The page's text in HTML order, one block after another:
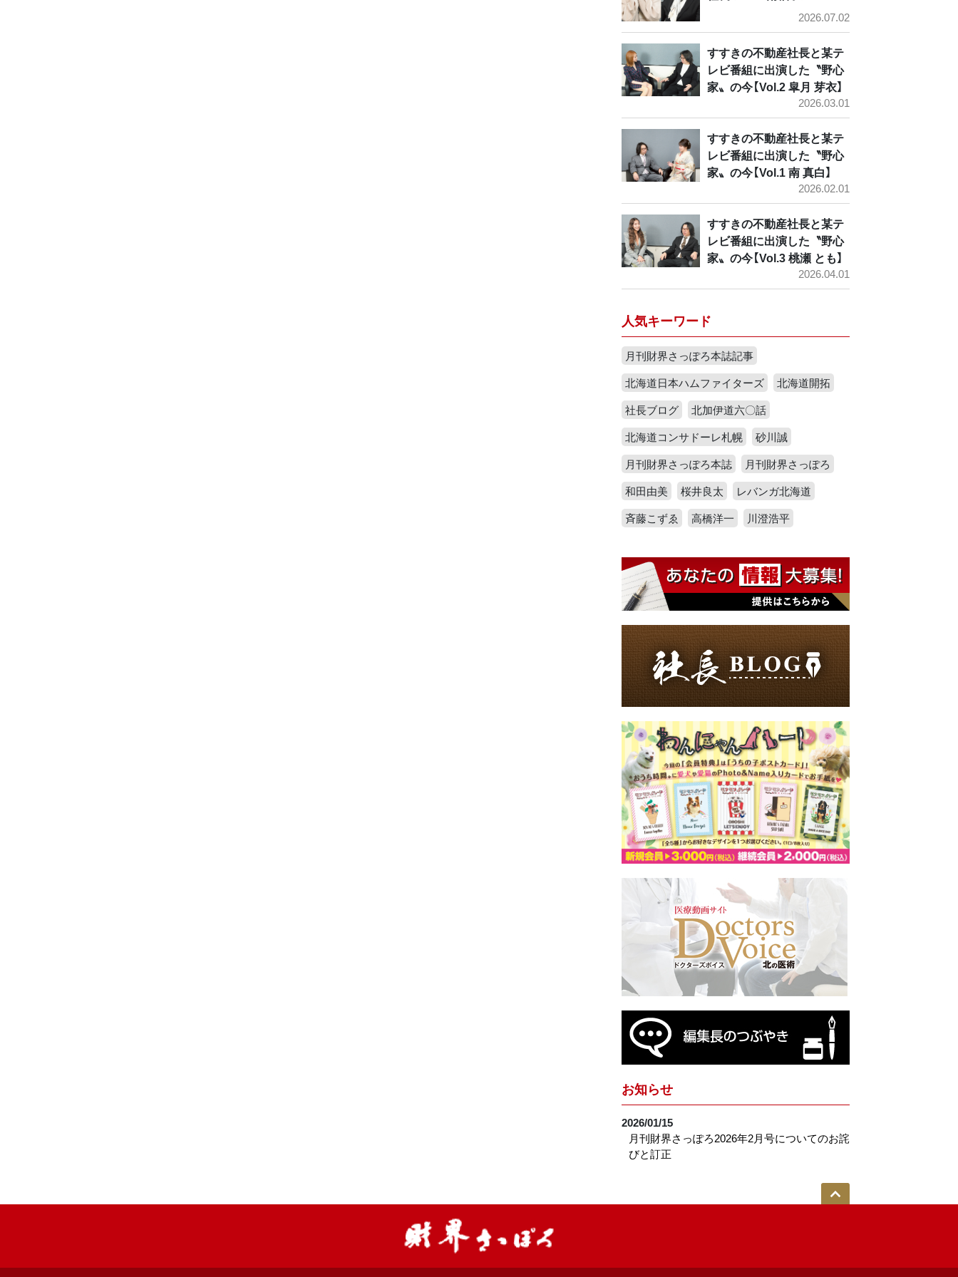
2026.07.02
すすきの不動産社長と某テ
レビ番組に出演した〝野心
家〟の今【Vol.2 皐月 芽衣】
2026.03.01
すすきの不動産社長と某テ
レビ番組に出演した〝野心
家〟の今【Vol.1 南 真白】
2026.02.01
すすきの不動産社長と某テ
レビ番組に出演した〝野心
家〟の今【Vol.3 桃瀬 とも】
2026.04.01
人気キーワード
月刊財界さっぽろ本誌記事
北海道日本ハムファイターズ
北海道開拓
社長ブログ
北加伊道六〇話
北海道コンサドーレ札幌
砂川誠
月刊財界さっぽろ本誌
月刊財界さっぽろ
和田由美
桜井良太
レバンガ北海道
斉藤こずゑ
高橋洋一 川澄浩平
お知らせ
2026/01/15
月刊財界さっぽろ2026年2月号についてのお詫
びと訂正